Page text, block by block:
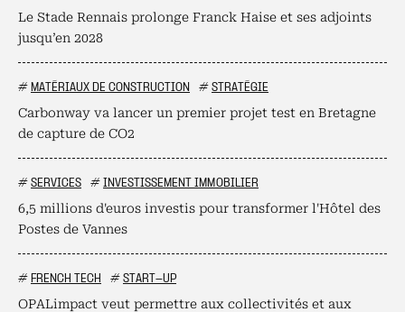
Le Stade Rennais prolonge Franck Haise et ses adjoints
jusqu’en 2028
# MATÉRIAUX DE CONSTRUCTION # STRATÉGIE
Carbonway va lancer un premier projet test en Bretagne
de capture de CO2
# SERVICES # INVESTISSEMENT IMMOBILIER
6,5 millions d'euros investis pour transformer l'Hôtel des
Postes de Vannes
# FRENCH TECH # START-UP
OPALimpact veut permettre aux collectivités et aux